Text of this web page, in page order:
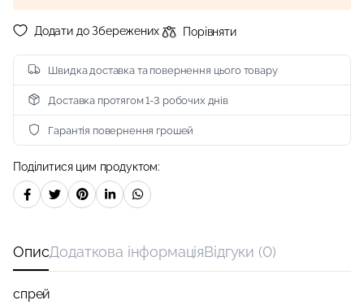
Додати до Збережених Порівняти
Швидка доставка та повернення цього товару
Доставка протягом 1-3 робочих днів
Гарантія повернення грошей
Поділитися цим продуктом:
ОписДодаткова інформаціяВідгуки (0)
спрей